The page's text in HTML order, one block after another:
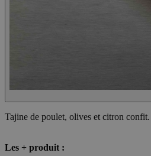
Tajine de poulet, olives et citron confit.
Les + produit :